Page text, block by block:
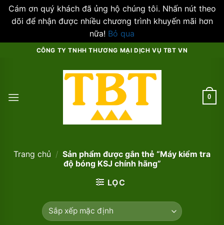
Cám ơn quý khách đã ủng hộ chúng tôi. Nhấn nút theo
dõi để nhận được nhiều chương trình khuyến mãi hơn
nữa! Bỏ qua
CÔNG TY TNHH THƯƠNG MẠI DỊCH VỤ TBT VN
0
Trang chủ / Sản phẩm được gắn thẻ “Máy kiểm tra
độ bóng KSJ chính hãng”
LỌC